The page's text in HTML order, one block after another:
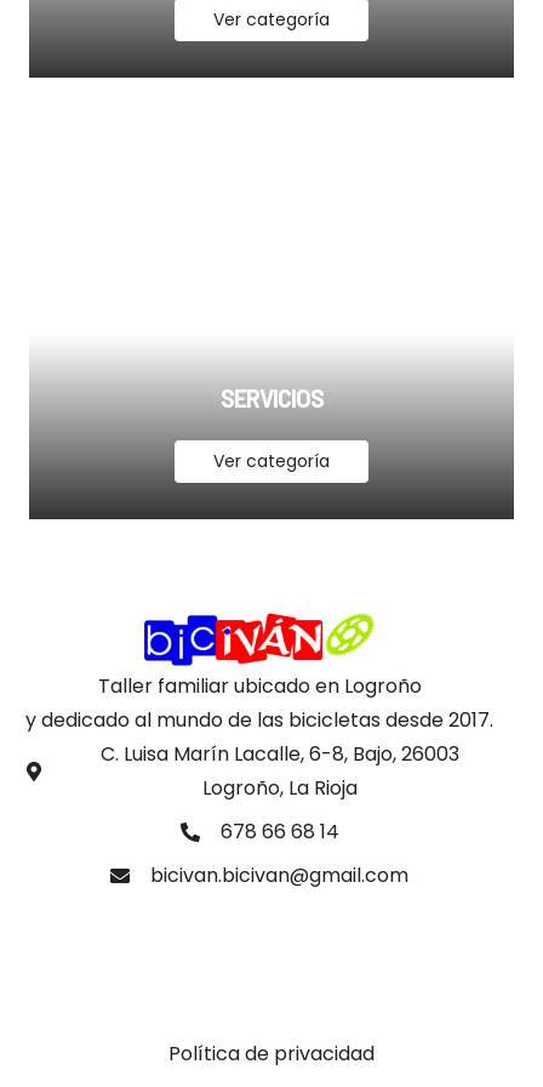
Ver categoría
SERVICIOS
Ver categoría
Taller familiar ubicado en Logroño
y dedicado al mundo de las bicicletas desde 2017.
C. Luisa Marín Lacalle, 6-8, Bajo, 26003
Logroño, La Rioja
678 66 68 14
bicivan.bicivan@gmail.com
Política de privacidad